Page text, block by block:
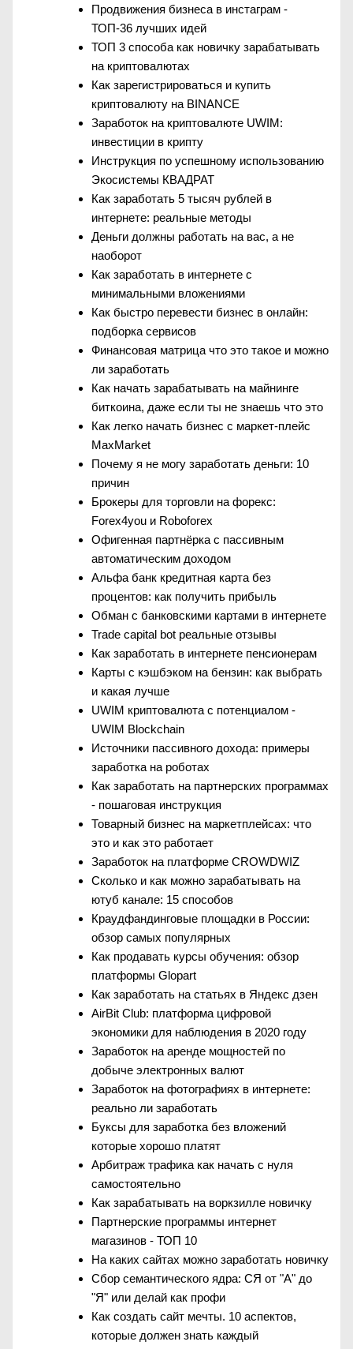
Продвижения бизнеса в инстаграм -
ТОП-36 лучших идей
ТОП 3 способа как новичку зарабатывать
на криптовалютах
Как зарегистрироваться и купить
криптовалюту на BINANCE
Заработок на криптовалюте UWIM:
инвестиции в крипту
Инструкция по успешному использованию
Экосистемы КВАДРАТ
Как заработать 5 тысяч рублей в
интернете: реальные методы
Деньги должны работать на вас, а не
наоборот
Как заработать в интернете с
минимальными вложениями
Как быстро перевести бизнес в онлайн:
подборка сервисов
Финансовая матрица что это такое и можно
ли заработать
Как начать зарабатывать на майнинге
биткоина, даже если ты не знаешь что это
Как легко начать бизнес с маркет-плейс
MaxMarket
Почему я не могу заработать деньги: 10
причин
Брокеры для торговли на форекс:
Forex4you и Roboforex
Офигенная партнёрка с пассивным
автоматическим доходом
Альфа банк кредитная карта без
процентов: как получить прибыль
Обман с банковскими картами в интернете
Trade capital bot реальные отзывы
Как заработать в интернете пенсионерам
Карты с кэшбэком на бензин: как выбрать
и какая лучше
UWIM криптовалюта с потенциалом -
UWIM Blockchain
Источники пассивного дохода: примеры
заработка на роботах
Как заработать на партнерских программах
- пошаговая инструкция
Товарный бизнес на маркетплейсах: что
это и как это работает
Заработок на платформе CROWDWIZ
Сколько и как можно зарабатывать на
ютуб канале: 15 способов
Краудфандинговые площадки в России:
обзор самых популярных
Как продавать курсы обучения: обзор
платформы Glopart
Как заработать на статьях в Яндекс дзен
AirBit Club: платформа цифровой
экономики для наблюдения в 2020 году
Заработок на аренде мощностей по
добыче электронных валют
Заработок на фотографиях в интернете:
реально ли заработать
Буксы для заработка без вложений
которые хорошо платят
Арбитраж трафика как начать с нуля
самостоятельно
Как зарабатывать на воркзилле новичку
Партнерские программы интернет
магазинов - ТОП 10
На каких сайтах можно заработать новичку
Сбор семантического ядра: СЯ от "А" до
"Я" или делай как профи
Как создать сайт мечты. 10 аспектов,
которые должен знать каждый